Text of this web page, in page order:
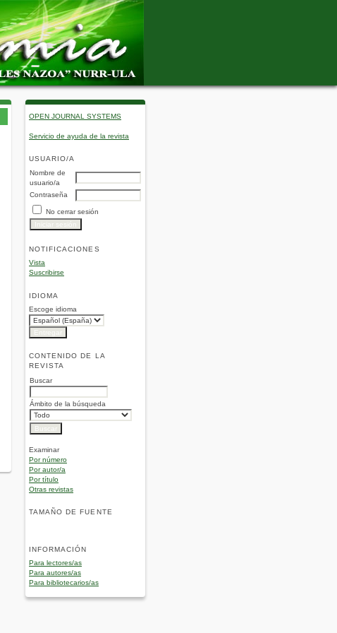
OPEN JOURNAL SYSTEMS
Servicio de ayuda de la revista
USUARIO/A
Nombre de
usuario/a
Contraseña
No cerrar sesión
NOTIFICACIONES
Vista
Suscribirse
IDIOMA
Escoge idioma
CONTENIDO DE LA
REVISTA
Buscar
Ámbito de la búsqueda
Examinar
Por número
Por autor/a
Por título
Otras revistas
TAMAÑO DE FUENTE
INFORMACIÓN
Para lectores/as
Para autores/as
Para bibliotecarios/as